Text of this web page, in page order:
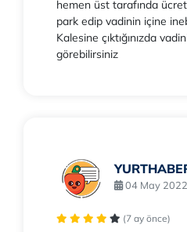
hemen üst tarafında
park edip vadinin içine
Kalesine çıktığınızda
görebilirsiniz
04 May 2022
(7 ay önce)